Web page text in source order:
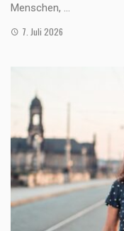
Menschen, ...
7. Juli 2026